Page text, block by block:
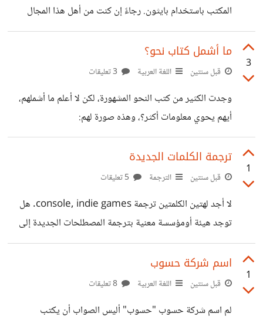
المكتب باستخدام بايثون. رجاءً إن كنت من أهل هذا المجال
فأفدني.
3
ما أشمل كتاب نحو؟
قبل سنتين اللغة العربية
وجدت الكثير من كتب النحو المشهورة، لكن لا أعلم ما أشملهم،
أيهم يحوي معلومات أكثر؟، وهذه صورة لهم:
https://suar.me/K4mBd
1
ترجمة الكلمات الجديدة
قبل سنتين الترجمة
لا أجد لهتين الكلمتين ترجمة console, indie games. هل
توجد هيئة أومؤسسة معنية بترجمة المصطلحات الجديدة إلى
العربية؟ ثمة كلمات كثيرة أخرى لا أجد لا ترجمة.
1
اسم شركة حسوب
قبل سنتين اللغة العربية
لم اسم شركة حسوب "حسوب" أليس الصواب أن يكتب